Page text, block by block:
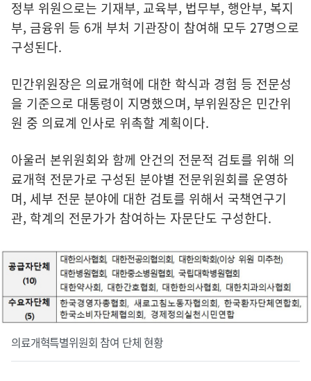
정부 위원으로는 기재부, 교육부, 법무부, 행안부, 복지
부, 금융위 등 6개 부처 기관장이 참여해 모두 27명으로
구성된다.
민간위원장은 의료개혁에 대한 학식과 경험 등 전문성
을 기준으로 대통령이 지명했으며, 부위원장은 민간위
원 중 의료계 인사로 위촉할 계획이다.
아울러 본위원회와 함께 안건의 전문적 검토를 위해 의
료개혁 전문가로 구성된 분야별 전문위원회를 운영하
며, 세부 전문 분야에 대한 검토를 위해서 국책연구기
관, 학계의 전문가가 참여하는 자문단도 구성한다.
의료개혁특별위원회 참여 단체 현황